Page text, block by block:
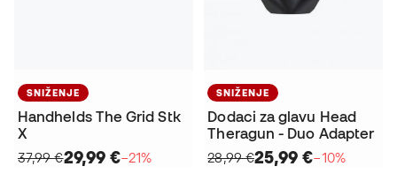
SNIŽENJE
Handhelds The Grid Stk
X
37,99 €29,99 €−21%
SNIŽENJE
Dodaci za glavu Head
Theragun - Duo Adapter
28,99 €25,99 €−10%